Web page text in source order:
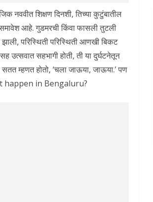
नववीत शिक्षण दिनशी, तिच्या कुटुंबातील
समावेश आहे. गुडमरची किंवा फासली तुटली
परिस्थिती परिस्थिती आणखी बिकट
उत्सवात सहभागी होती, ती या दुर्घटनेतून
म्हणत होतो, ‘चला जाऊया, जाऊया.’ पण
happen in Bengaluru?